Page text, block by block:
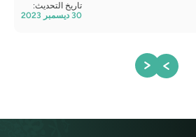
تاريخ التحديث:
30 ديسمبر 2023